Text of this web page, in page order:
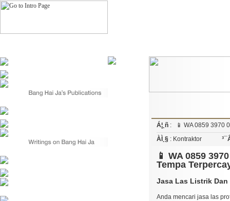
Á¦¸ñ :
📱 WA 0859 3970
ÀÌ¸§ : Kontraktor
📱 WA 0859
Tempa
Jasa Las Listrik
Anda mencari jasa las